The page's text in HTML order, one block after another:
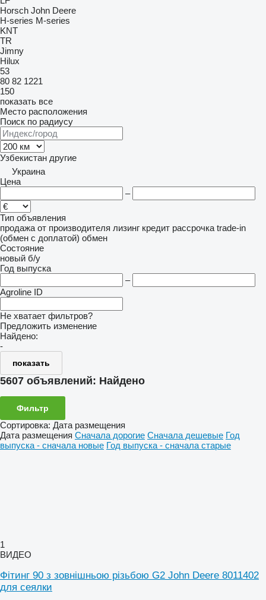
Horsch John Deere
H-series M-series
KNT
TR
Jimny
Hilux
53
80 82 1221
150
показать все
Место расположения
Поиск по радиусу
Узбекистан другие
Украина
Цена
–
Тип объявления
продажа от производителя лизинг кредит рассрочка trade-in
(обмен с доплатой) обмен
Состояние
новый б/у
Год выпуска
–
Agroline ID
Не хватает фильтров?
Предложить изменение
Найдено:
-
показать
5607 объявлений: Найдено
Фильтр
Сортировка: Дата размещения
Дата размещения Сначала дорогие Сначала дешевые Год
выпуска - сначала новые Год выпуска - сначала старые
1
ВИДЕО
Фітинг 90 з зовнішньою різьбою G2 John Deere 8011402
для сеялки